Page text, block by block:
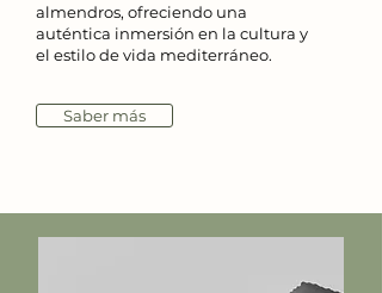
almendros, ofreciendo una
auténtica inmersión en la cultura y
el estilo de vida mediterráneo.
Saber más